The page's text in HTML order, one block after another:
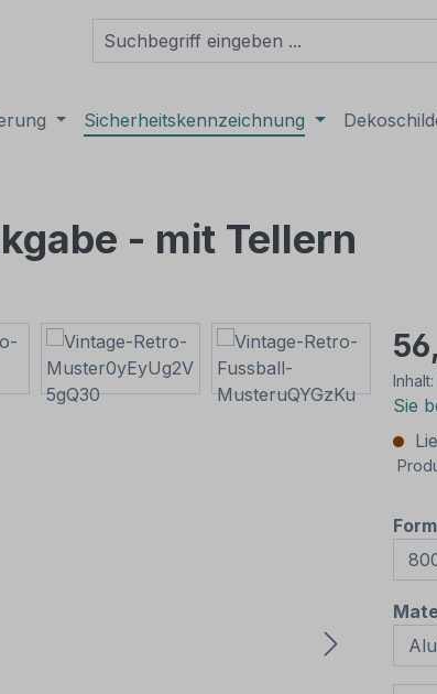
Sicherheitskennzeichnung
- mit Tellern
Inhalt:
Sie